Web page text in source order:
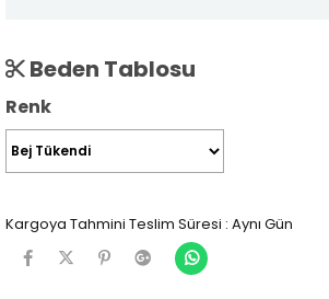
Beden Tablosu
Renk
Kargoya Tahmini Teslim Süresi : Aynı Gün